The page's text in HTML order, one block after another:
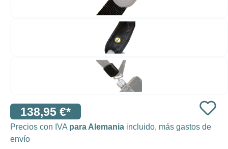
138,95 €*
Precios con IVA para Alemania incluido, más gastos de
envío